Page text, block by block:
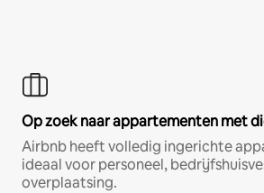
Op zoek naar appartementen met
Airbnb heeft volledig ingerichte
ideaal voor personeel,
overplaatsing.